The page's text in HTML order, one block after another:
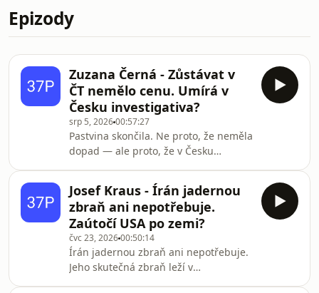
Epizody
Zuzana Černá - Zůstávat v
ČT nemělo cenu. Umírá v
Česku investigativa?
srp 5, 202600:57:27
Pastvina skončila. Ne proto, že neměla
dopad — ale proto, že v Česku
přežít.Zuzana Černá o konci
nezávislého video-projektu @Past-
Vina , o tom, proč zůstávat v ČT už
nemělo cenu, a o tom, co se stane,
když politik nechá na svém profilu
stovky výhrůžek smrtí novinářce.V
rozhovoru:→ Proč Pastvina končila na
vrcholu, ne na dně→ Výhrůžky smrtí a
Josef Kraus - Írán jadernou
zbraň ani nepotřebuje.
Zaútočí USA po zemi?
čvc 23, 202600:50:14
Írán jadernou zbraň ani nepotřebuje.
Jeho skutečná zbraň leží v